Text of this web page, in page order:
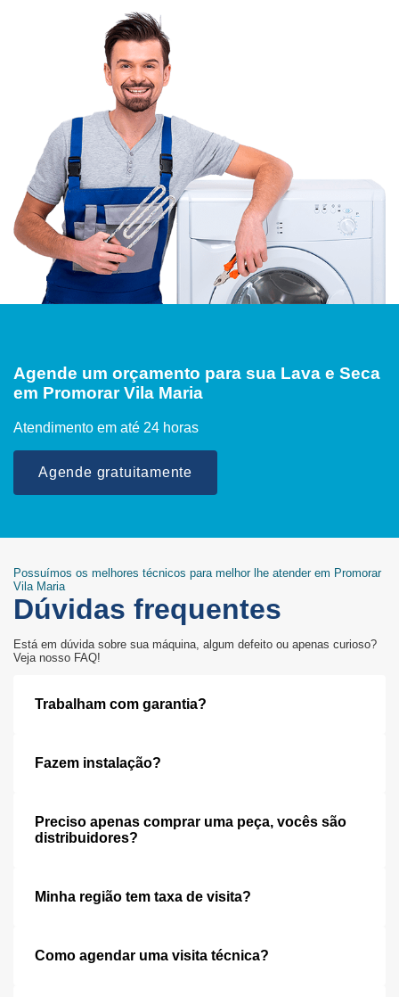
Agende um orçamento para sua Lava e Seca
em Promorar Vila Maria
Atendimento em até 24 horas
Agende gratuitamente
Possuímos os melhores técnicos para melhor lhe atender em Promorar
Vila Maria
Dúvidas frequentes
Está em dúvida sobre sua máquina, algum defeito ou apenas curioso?
Veja nosso FAQ!
Trabalham com garantia?
Fazem instalação?
Preciso apenas comprar uma peça, vocês são
distribuidores?
Minha região tem taxa de visita?
Como agendar uma visita técnica?